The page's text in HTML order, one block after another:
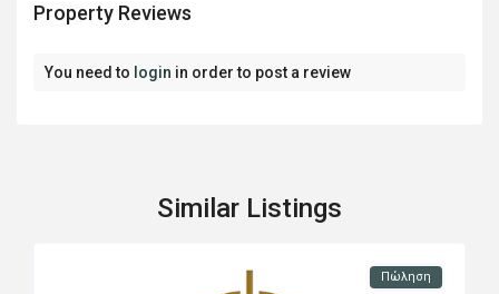
Property Reviews
You need to login in order to post a review
Similar Listings
Πώληση